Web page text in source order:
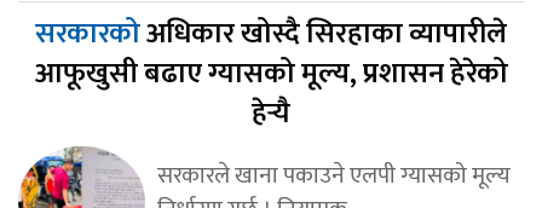
सरकारकोअधिकार खोस्दै सिरहाका व्यापारीले
आफूखुसी बढाए ग्यासको मूल्य, प्रशासन हेरेको
हेर्‍यै
सरकारले खाना पकाउने एलपी ग्यासको मूल्य